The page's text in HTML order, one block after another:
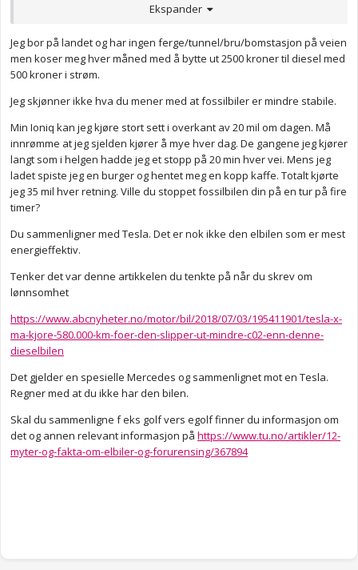
dette går jo opp til full pris til slutt. Da blir ikke den elbilen noe
Miljømessig er det så forurensende å lage disse Elbilbatteriene
at de må kjøres i (jeg tror det var) 800 000 km før det lønner seg
Anonymkode: 53919...db5
Ekspander
Jeg bor på landet og har ingen ferge/tunnel/bru/bomstasjon på veien
men koser meg hver måned med å bytte ut 2500 kroner til diesel med
500 kroner i strøm.
Jeg skjønner ikke hva du mener med at fossilbiler er mindre stabile.
Min Ioniq kan jeg kjøre stort sett i overkant av 20 mil om dagen. Må
innrømme at jeg sjelden kjører å mye hver dag. De gangene jeg kjører
langt som i helgen hadde jeg et stopp på 20 min hver vei. Mens jeg
ladet spiste jeg en burger og hentet meg en kopp kaffe. Totalt kjørte
jeg 35 mil hver retning. Ville du stoppet fossilbilen din på en tur på fire
timer?
Du sammenligner med Tesla. Det er nok ikke den elbilen som er mest
energieffektiv.
Tenker det var denne artikkelen du tenkte på når du skrev om
lønnsomhet
https://www.abcnyheter.no/motor/bil/2018/07/03/195411901/tesla-x-
ma-kjore-580.000-km-foer-den-slipper-ut-mindre-c02-enn-denne-
dieselbilen
Det gjelder en spesielle Mercedes og sammenlignet mot en Tesla.
Regner med at du ikke har den bilen.
Skal du sammenligne f eks golf vers egolf finner du informasjon om
det og annen relevant informasjon på https://www.tu.no/artikler/12-
myter-og-fakta-om-elbiler-og-forurensing/367894